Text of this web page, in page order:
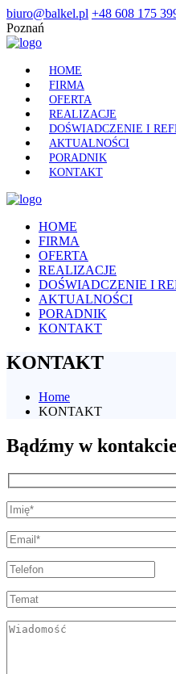
biuro@balkel.pl +48 608 175
Poznań
HOME
FIRMA
OFERTA
REALIZACJE
DOŚWIADCZENIE I
AKTUALNOŚCI
PORADNIK
KONTAKT
HOME
FIRMA
OFERTA
REALIZACJE
DOŚWIADCZENIE I
AKTUALNOŚCI
PORADNIK
KONTAKT
KONTAKT
Home
KONTAKT
Bądźmy w kontakcie